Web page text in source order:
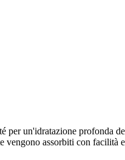
un'idratazione profonda
assorbiti con facilità